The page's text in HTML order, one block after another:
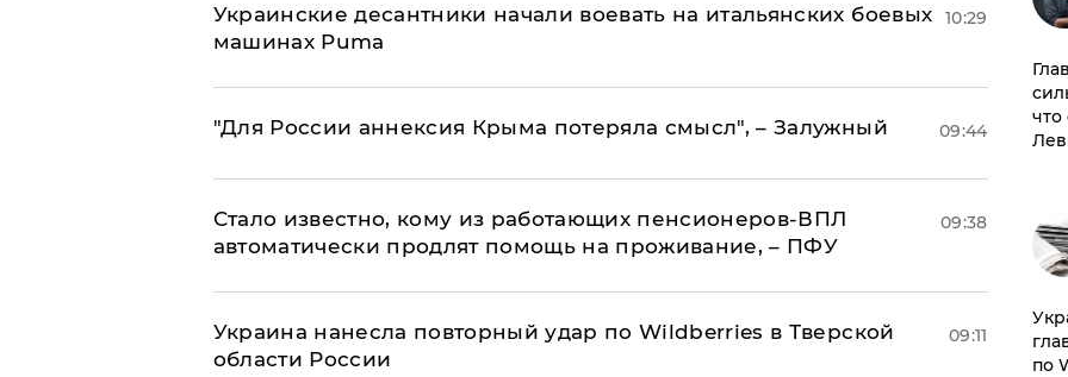
Украинские десантники начали воевать на итальянских боевых
машинах Puma
10:29
"Для России аннексия Крыма потеряла смысл", – Залужный 09:44
Стало известно, кому из работающих пенсионеров-ВПЛ
автоматически продлят помощь на проживание, – ПФУ
09:38
Украина нанесла повторный удар по Wildberries в Тверской
области России
09:11
что
по